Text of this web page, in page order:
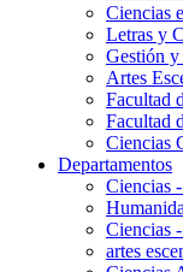
Ciencias
Letras y
Gestión
Artes
Facultad
Facultad
Ciencias
Departamentos
Ciencias
Ciencias
artes